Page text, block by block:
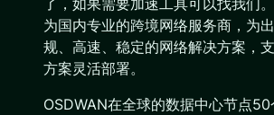
为国内专业的跨境网络服务商，为
规、高速、稳定的网络解决方案，
方案灵活部署。
OSDWAN在全球的数据中心节点50